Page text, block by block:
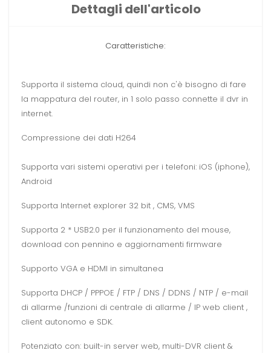
Dettagli dell'articolo
Caratteristiche:
Supporta il sistema cloud, quindi non c'è bisogno di fare
la mappatura del router, in 1 solo passo connette il dvr in
internet.
Compressione dei dati H264
Supporta vari sistemi operativi per i telefoni: iOS (iphone),
Android
Supporta Internet explorer 32 bit , CMS, VMS
Supporta 2 * USB2.0 per il funzionamento del mouse,
download con pennino e aggiornamenti firmware
Supporto VGA e HDMI in simultanea
Supporta DHCP / PPPOE / FTP / DNS / DDNS / NTP / e-mail
di allarme /funzioni di centrale di allarme / IP web client ,
client autonomo e SDK.
Potenziato con: built-in server web, multi-DVR client &